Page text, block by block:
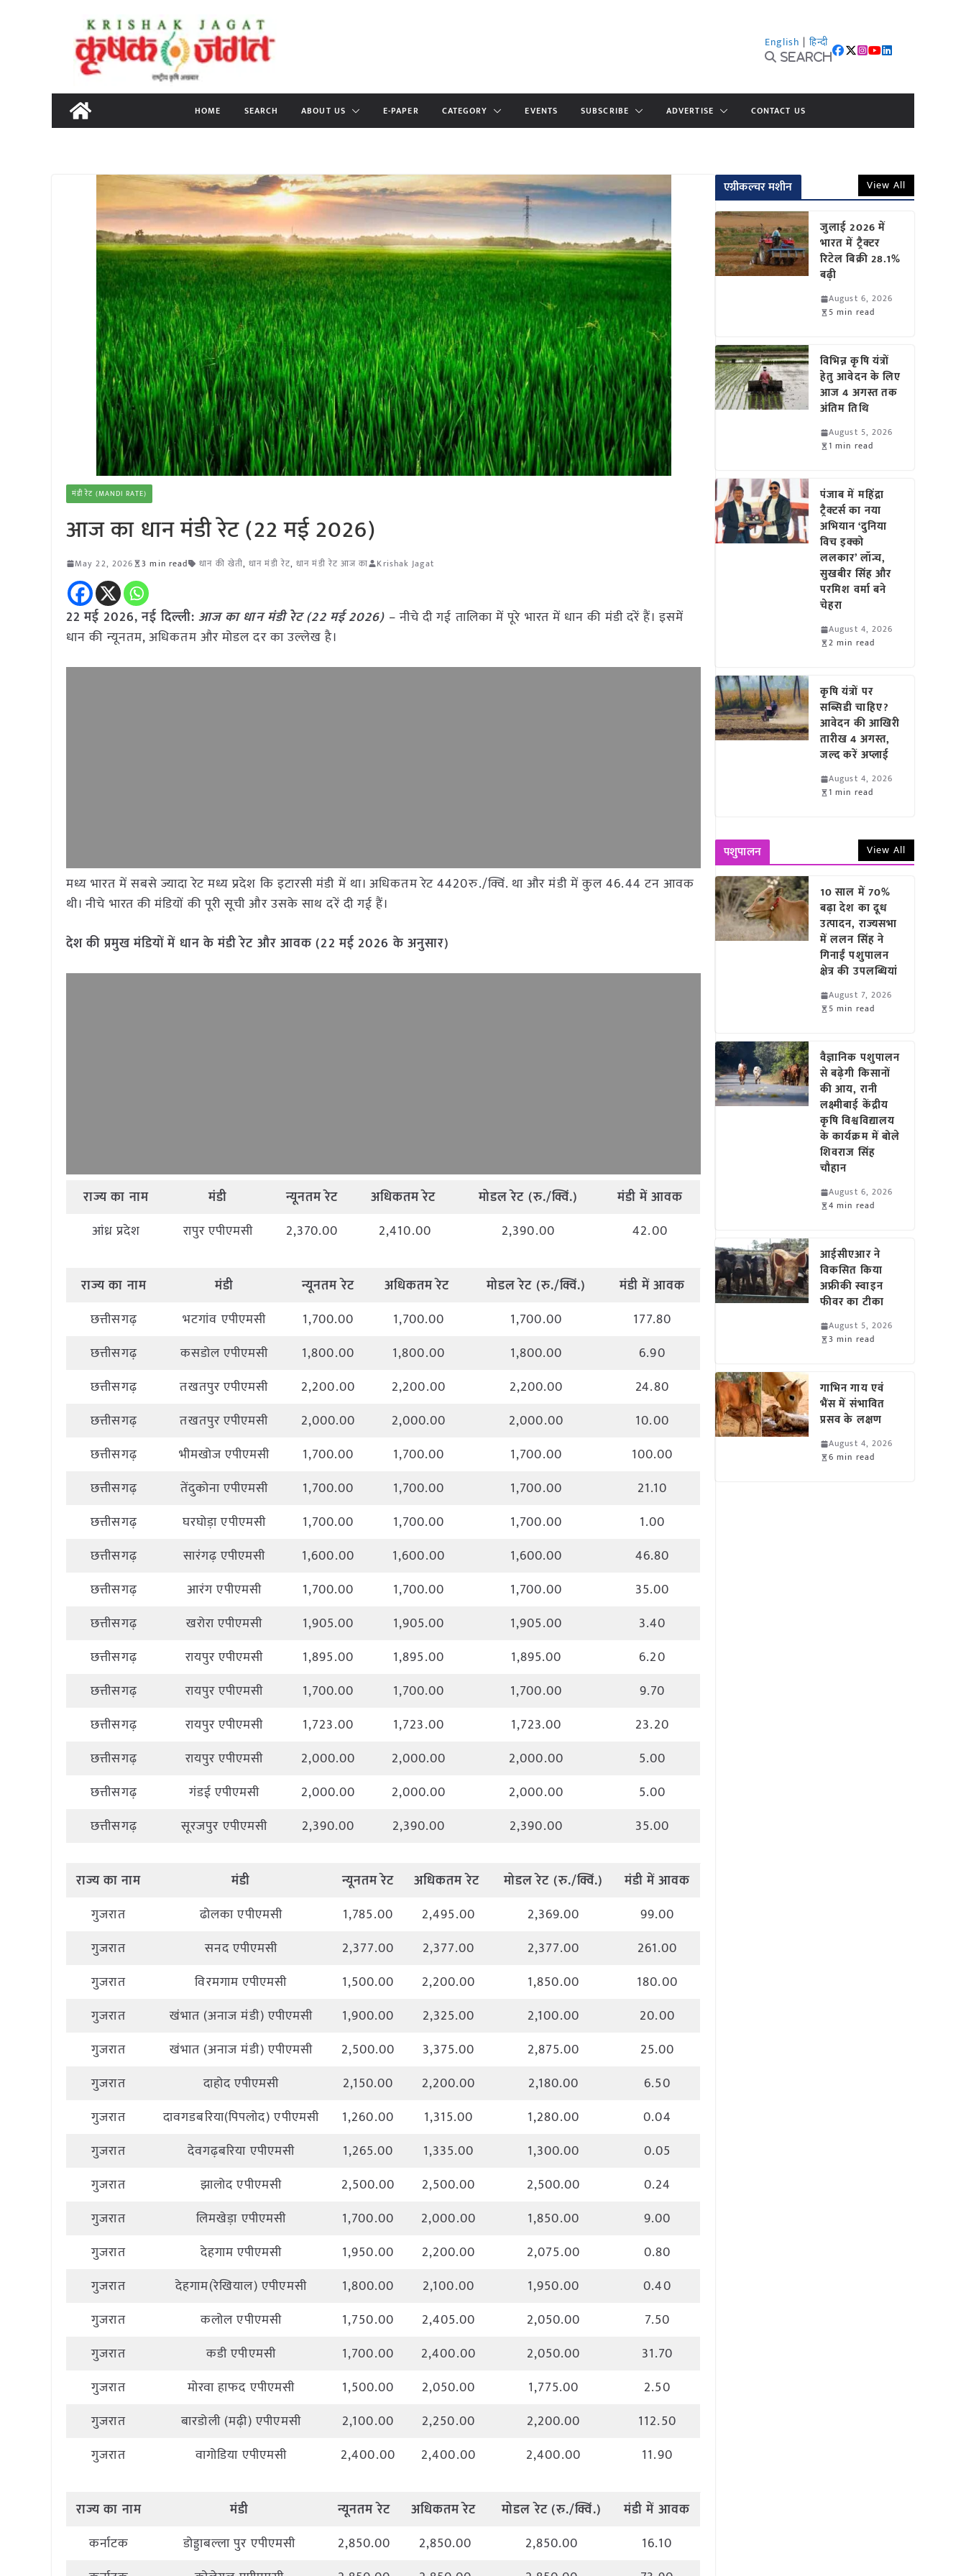
content
English | हिन्दी
Search
HOME SEARCH ABOUT US E-PAPER CATEGORY EVENTS SUBSCRIBE ADVERTISE CONTACT US
मंडी रेट (MANDI RATE)
आज का धान मंडी रेट (22 मई 2026)
May 22, 2026 3 min read धान की खेती,धान मंडी रेट,धान मंडी रेट आज का Krishak Jagat
22 मई 2026, नई दिल्ली: आज का धान मंडी रेट (22 मई 2026) – नीचे दी गई तालिका में पूरे भारत में धान की मंडी दरें हैं। इसमें
धान की न्यूनतम, अधिकतम और मोडल दर का उल्लेख है।
​​मध्य भारत में सबसे ज्यादा रेट मध्य प्रदेश कि इटारसी मंडी में था। अधिकतम रेट 4420रु./क्विं. था और मंडी में कुल 46.44 टन आवक
थी। नीचे भारत की मंडियों की पूरी सूची और उसके साथ दरें दी गई हैं।
देश की प्रमुख मंडियों में धान के मंडी रेट और आवक (22 मई2026 के अनुसार)
राज्यका नाम मंडी न्यूनतमरेट अधिकतमरेट मोडल रेट (रु./क्विं.) मंडीमेंआवक
आंध्र प्रदेश
रापुर एपीएमसी 2,370.00 2,410.00 2,390.00 42.00
राज्यका नाम मंडी न्यूनतमरेट अधिकतमरेट मोडल रेट (रु./क्विं.) मंडीमेंआवक
छत्तीसगढ़
भटगांव एपीएमसी 1,700.00 1,700.00 1,700.00
177.80
छत्तीसगढ़
कसडोल एपीएमसी 1,800.00 1,800.00 1,800.00
6.90
छत्तीसगढ़
तखतपुर एपीएमसी 2,200.00 2,200.00 2,200.00
24.80
छत्तीसगढ़
तखतपुर एपीएमसी 2,000.00 2,000.00 2,000.00
10.00
छत्तीसगढ़
भीमखोज एपीएमसी 1,700.00 1,700.00 1,700.00
100.00
छत्तीसगढ़
तेंदुकोना एपीएमसी 1,700.00 1,700.00 1,700.00
21.10
छत्तीसगढ़
घरघोड़ा एपीएमसी 1,700.00 1,700.00 1,700.00
1.00
छत्तीसगढ़
सारंगढ़ एपीएमसी 1,600.00 1,600.00 1,600.00
46.80
छत्तीसगढ़
आरंग एपीएमसी 1,700.00 1,700.00 1,700.00
35.00
छत्तीसगढ़
खरोरा एपीएमसी 1,905.00 1,905.00 1,905.00
3.40
छत्तीसगढ़
रायपुर एपीएमसी 1,895.00 1,895.00 1,895.00
6.20
छत्तीसगढ़
रायपुर एपीएमसी 1,700.00 1,700.00 1,700.00
9.70
छत्तीसगढ़
रायपुर एपीएमसी 1,723.00 1,723.00 1,723.00
23.20
छत्तीसगढ़
रायपुर एपीएमसी 2,000.00 2,000.00 2,000.00
5.00
छत्तीसगढ़
गंडई एपीएमसी 2,000.00 2,000.00 2,000.00
5.00
छत्तीसगढ़
सूरजपुर एपीएमसी 2,390.00 2,390.00 2,390.00 35.00
राज्यका नाम मंडी न्यूनतमरेट अधिकतमरेट मोडल रेट (रु./क्विं.) मंडीमेंआवक
गुजरात
ढोलका एपीएमसी 1,785.00 2,495.00 2,369.00
99.00
गुजरात
सनद एपीएमसी 2,377.00 2,377.00 2,377.00
261.00
गुजरात
विरमगाम एपीएमसी 1,500.00 2,200.00 1,850.00
180.00
गुजरात
खंभात (अनाज मंडी) एपीएमसी 1,900.00 2,325.00 2,100.00
20.00
गुजरात
खंभात (अनाज मंडी) एपीएमसी 2,500.00 3,375.00 2,875.00
25.00
गुजरात
दाहोद एपीएमसी 2,150.00 2,200.00 2,180.00
6.50
गुजरात
दावगडबरिया(पिपलोद) एपीएमसी 1,260.00 1,315.00 1,280.00
0.04
गुजरात
देवगढ़बरिया एपीएमसी 1,265.00 1,335.00 1,300.00
0.05
गुजरात
झालोद एपीएमसी 2,500.00 2,500.00 2,500.00
0.24
गुजरात
लिमखेड़ा एपीएमसी 1,700.00 2,000.00 1,850.00
9.00
गुजरात
देहगाम एपीएमसी 1,950.00 2,200.00 2,075.00
0.80
गुजरात
देहगाम(रेखियाल) एपीएमसी 1,800.00 2,100.00 1,950.00
0.40
गुजरात
कलोल एपीएमसी 1,750.00 2,405.00 2,050.00
7.50
गुजरात
कडी एपीएमसी 1,700.00 2,400.00 2,050.00
31.70
गुजरात
मोरवा हाफद एपीएमसी 1,500.00 2,050.00 1,775.00
2.50
गुजरात
बारडोली (मढ़ी) एपीएमसी 2,100.00 2,250.00 2,200.00
112.50
गुजरात
वागोडिया एपीएमसी 2,400.00 2,400.00 2,400.00 11.90
राज्यका नाम मंडी न्यूनतमरेट अधिकतमरेट मोडल रेट(रु./क्विं.) मंडी में आवक
कर्नाटक
डोड्डाबल्ला पुर एपीएमसी 2,850.00 2,850.00 2,850.00
16.10
एग्रीकल्चर मशीन View All
जुलाई 2026 में
भारत में ट्रैक्टर
रिटेल बिक्री 28.1%
बढ़ी
August 6, 2026
5 min read
विभिन्न कृषि यंत्रों
हेतु आवेदन के लिए
आज 4 अगस्त तक
अंतिम तिथि
August 5, 2026
1 min read
पंजाब में महिंद्रा
ट्रैक्टर्स का नया
अभियान ‘दुनिया
विच इक्को
ललकार’ लॉन्च,
सुखबीर सिंह और
परमिश वर्मा बने
चेहरा
August 4, 2026
2 min read
कृषि यंत्रों पर
सब्सिडी चाहिए?
आवेदन की आखिरी
तारीख 4 अगस्त,
जल्द करें अप्लाई
August 4, 2026
1 min read
पशुपालन View All
10 साल में 70%
बढ़ा देश का दूध
उत्पादन, राज्यसभा
में ललन सिंह ने
गिनाईं पशुपालन
क्षेत्र की उपलब्धियां
August 7, 2026
5 min read
वैज्ञानिक पशुपालन
से बढ़ेगी किसानों
की आय, रानी
लक्ष्मीबाई केंद्रीय
कृषि विश्वविद्यालय
के कार्यक्रम में बोले
शिवराज सिंह
चौहान
August 6, 2026
4 min read
आईसीएआर ने
विकसित किया
अफ्रीकी स्वाइन
फीवर का टीका
August 5, 2026
3 min read
गाभिन गाय एवं
भैंस में संभावित
प्रसव के लक्षण
August 4, 2026
6 min read